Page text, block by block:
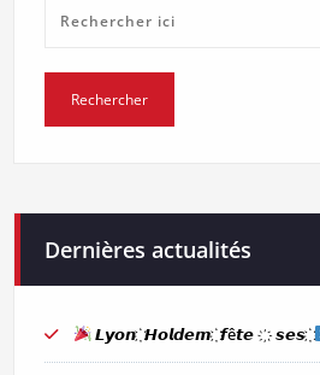
Dernières actualités
𝙇𝙮𝙤𝙣 ҉ 𝙃𝙤𝙡𝙙𝙚𝙢 ҉ 𝙛ê𝙩𝙚 ҉ 𝙨𝙚𝙨 ҉